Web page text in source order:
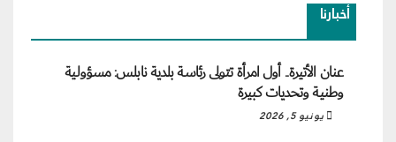
أخبارنا
عنان الأتيرة.. أول امرأة تتولى رئاسة بلدية نابلس: مسؤولية
وطنية وتحديات كبيرة
يونيو 5, 2026